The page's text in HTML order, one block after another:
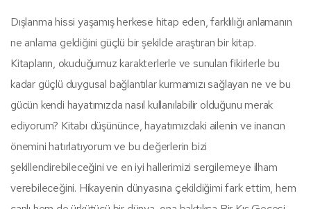
Dışlanma hissi yaşamış herkese hitap eden, farklılığı anlamanın
ne anlama geldiğini güçlü bir şekilde araştıran bir kitap.
Kitapların, okuduğumuz karakterlerle ve sunulan fikirlerle bu
kadar güçlü duygusal bağlantılar kurmamızı sağlayan ne ve bu
gücün kendi hayatımızda nasıl kullanılabilir olduğunu merak
ediyorum? Kitabı düşününce, hayatımızdaki ailenin ve inancın
önemini hatırlatıyorum ve bu değerlerin bizi
şekillendirebileceğini ve en iyi hallerimizi sergilemeye ilham
verebileceğini. Hikayenin dünyasına çekildiğimi fark ettim, hem